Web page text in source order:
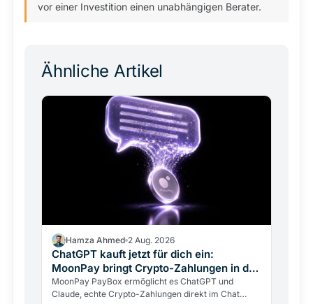
vor einer Investition einen unabhängigen Berater.
Ähnliche Artikel
Hamza Ahmed 2 Aug. 2026
ChatGPT kauft jetzt für dich ein:
MoonPay bringt Crypto-Zahlungen in den
Chat
MoonPay PayBox ermöglicht es ChatGPT und
Claude, echte Crypto-Zahlungen direkt im Chat